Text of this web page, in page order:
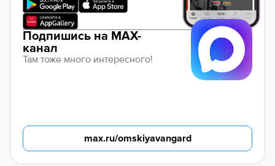
Подпишись на MAX-
канал
Там тоже много интересного!
max.ru/omskiyavangard